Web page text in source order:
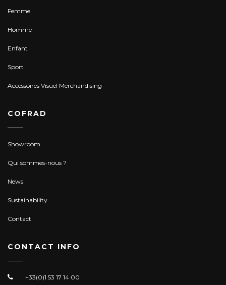
Femme
Homme
Enfant
Sport
Accessoires Visuel Merchandising
COFRAD
Showroom
Qui sommes-nous ?
News
Sustainability
Contact
CONTACT INFO
+33(0)1 53 17 14 00